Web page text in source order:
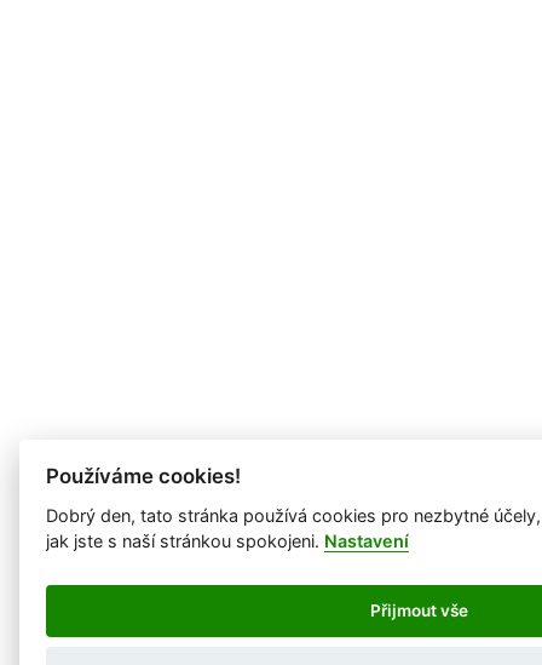
Používáme cookies!
Dobrý den, tato stránka používá cookies pro nezbytné
jak jste s naší stránkou spokojeni. Nastavení
Přijmout vše